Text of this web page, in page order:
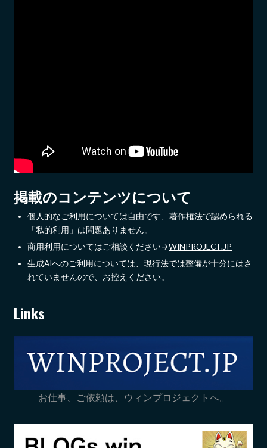
掲載のコンテンツについて
個人的なご利用については自由です、著作権法で認められる
「私的利用」は問題ありません。
商用利用についてはご相談ください→WINPROJECT.JP
生成AIへのご利用については、現行法では整備が十分にはさ
れていませんので、お控えください。
Links
お仕事、ご依頼は、ウィンプロジェクトへ。